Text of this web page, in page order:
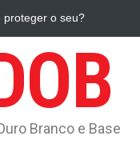
proteger o seu?
Branco e Base